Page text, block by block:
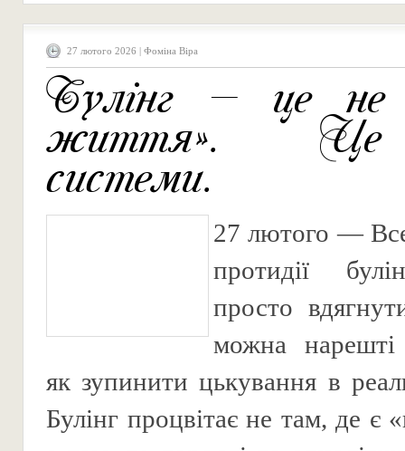
27 лютого 2026 | Фоміна Віра
Булінг — це не
життя». Це
системи.
​27 лютого —
протидії
просто
можна нарешті
як зупинити цькування в
Булінг процвітає не там, де є